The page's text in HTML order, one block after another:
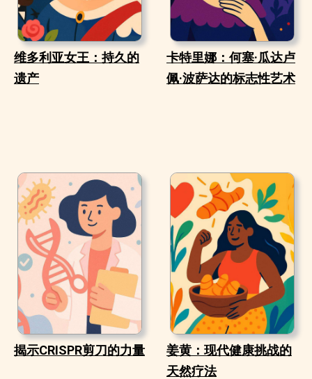
维多利亚女王：持久的
遗产
卡特里娜：何塞·瓜达卢
佩·波萨达的标志性艺术
揭示CRISPR剪刀的力量
姜黄：现代健康挑战的
天然疗法